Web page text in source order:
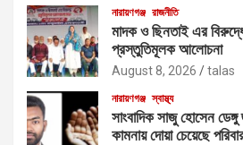
নারায়ণগঞ্জ রাজনীতি
মাদক ও ছিনতাই এর
প্রস্তুতিমূলক আলোচনা
August 8, 2026 talas
নারায়ণগঞ্জ স্বাস্থ্য
সাংবাদিক সাজু হোসেন
কামনায় দোয়া চেয়েছে